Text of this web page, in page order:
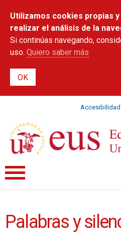
contenido
principal
Utilizamos cookies propias
realizar el análisis de la
Si continúas navegando,
uso. Quiero saber más
Accesibilidad
Palabras y